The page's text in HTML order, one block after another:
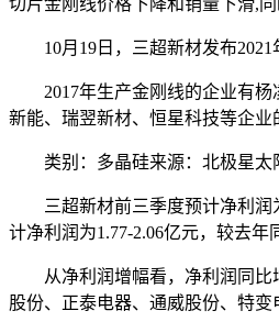
切片金刚线价格下降和销量下滑,
10月19日，三超新材发布2021年
2017年生产金刚线的企业有杨
新能、瑞翌新材、恒星科技等企
类别：多晶硅来源：北极星太阳
三超新材前三季度预计净利润为
计净利润为1.77-2.06亿元，较去年
从净利润增幅看，净利润同比增
股份、正泰电器、通威股份、特变